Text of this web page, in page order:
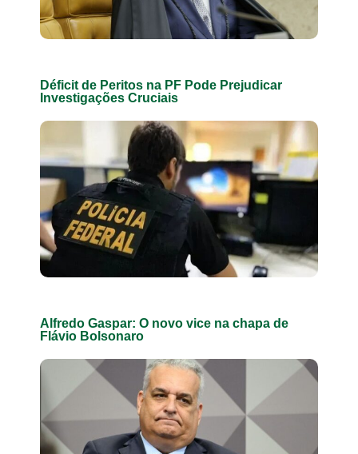
Déficit de Peritos na PF Pode Prejudicar
Investigações Cruciais
Alfredo Gaspar: O novo vice na chapa de
Flávio Bolsonaro